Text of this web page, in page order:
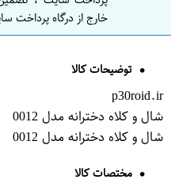
خارج از درگاه پرداخت
توضیحات کالا
p30roid.ir
شال و کلاه دخترانه مدل 0012
شال و کلاه دخترانه مدل 0012
مختصات کالا